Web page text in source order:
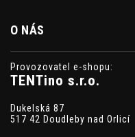
O NÁS
Provozovatel e-shopu:
TENTino s.r.o.
Dukelská 87
517 42 Doudleby nad Orlicí